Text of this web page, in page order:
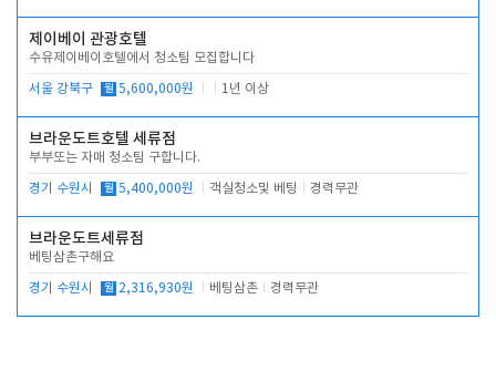
제이베이 관광호텔
수유제이베이호텔에서 청소팀 모집합니다
서울 강북구 월 5,600,000원 1년 이상
브라운도트호텔 세류점
부부또는 자매 청소팀 구합니다.
경기 수원시 월 5,400,000원 객실청소및 베팅 경력무관
브라운도트세류점
베팅삼촌구해요
경기 수원시 월 2,316,930원 베팅삼촌 경력무관